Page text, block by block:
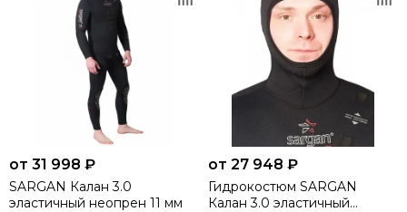
от 31 998 ₽
SARGAN Калан 3.0
эластичный неопрен 11 мм
от 27 948 ₽
Гидрокостюм SARGAN
Калан 3.0 эластичный